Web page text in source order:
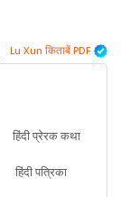
Lu Xun किताबें PDF
हिंदी प्रेरक कथा
हिंदी पत्रिका